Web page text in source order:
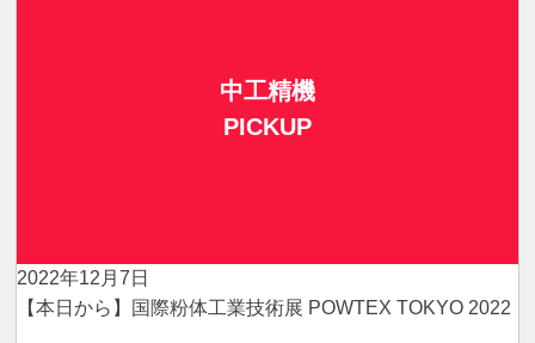
中工精機
PICKUP
2022年12月7日
【本日から】国際粉体工業技術展 POWTEX TOKYO 2022